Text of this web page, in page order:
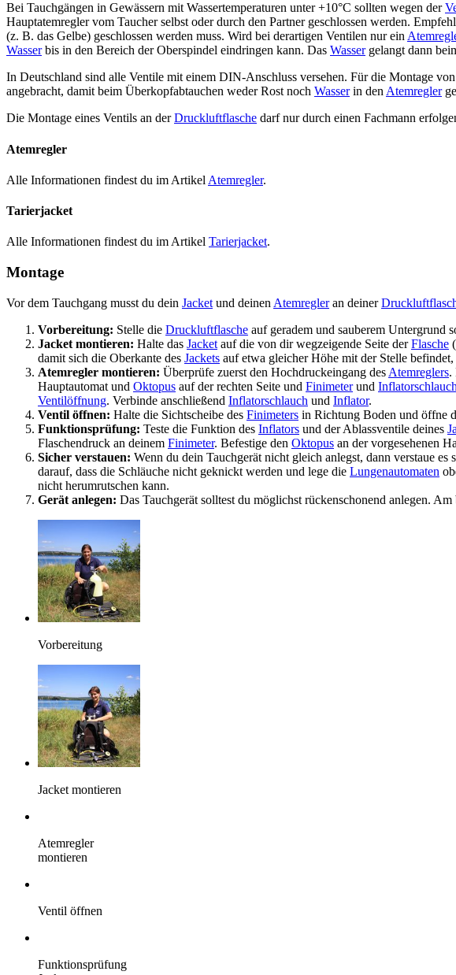
Bei Tauchgängen in Gewässern mit Wassertemperaturen unter +10°C sollten wegen der
Hauptatemregler vom Taucher selbst oder durch den Partner geschlossen werden.
(z. B. das Gelbe) geschlossen werden muss. Wird bei derartigen Ventilen nur ein
Wasserbis in den Bereich der Oberspindel eindringen kann. Das Wassergelangt dann
In Deutschland sind alle Ventile mit einem DIN-Anschluss versehen. Für die Montage
angebracht, damit beim Überkopfabtauchen weder Rost noch Wasserin den Atemregler
Die Montage eines Ventils an derDruckluftflasche darf nur durch einen Fachmann
Atemregler
Alle Informationen findest du im Artikel Atemregler.
Tarierjacket
Alle Informationen findest du im Artikel Tarierjacket.
Montage
Vor dem Tauchgang musst du dein Jacket und deinen Atemregleran deiner
Vorbereitung: Stelle die Druckluftflasche auf geradem und sauberem Untergrund
Jacket montieren: Halte das Jacket auf die von dir wegzeigende Seite derFlasche
damit sich die Oberkante des Jackets auf etwa gleicher Höhe mit der Stelle befindet,
Atemregler montieren: Überprüfe zuerst den Hochdruckeingang des Atemreglers.
Hauptautomat und Oktopus auf der rechten Seite und Finimeterund Inflatorschlauch
Ventilöffnung. Verbinde anschließend Inflatorschlauch und Inflator.
Ventil öffnen: Halte die Sichtscheibe des Finimeters in Richtung Boden und öffne
Funktionsprüfung: Teste die Funktion des Inflators und der Ablassventile deines
Flaschendruck an deinem Finimeter. Befestige den Oktopus an der vorgesehenen
Sicher verstauen: Wenn du dein Tauchgerät nicht gleich anlegst, dann verstaue
darauf, dass die Schläuche nicht geknickt werden und lege die Lungenautomaten
nicht herumrutschen kann.
Gerät anlegen: Das Tauchgerät solltest du möglichst rückenschonend anlegen.
Vorbereitung
Jacket montieren
Atemregler
montieren
Ventil öffnen
Funktionsprüfung